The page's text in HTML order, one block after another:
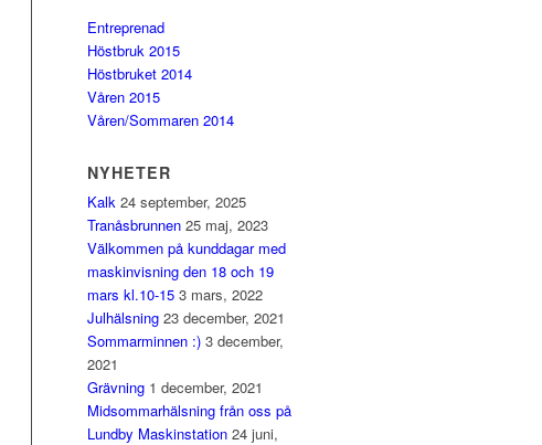
Entreprenad
Höstbruk 2015
Höstbruket 2014
Våren 2015
Våren/Sommaren 2014
NYHETER
Kalk 24 september, 2025
Tranåsbrunnen 25 maj, 2023
Välkommen på kunddagar med
maskinvisning den 18 och 19
mars kl.10-15 3 mars, 2022
Julhälsning 23 december, 2021
Sommarminnen :) 3 december,
2021
Grävning 1 december, 2021
Midsommarhälsning från oss på
Lundby Maskinstation 24 juni,